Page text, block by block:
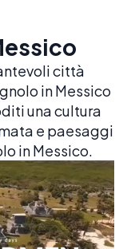
città
in Messico
una cultura
e paesaggi
in Messico.